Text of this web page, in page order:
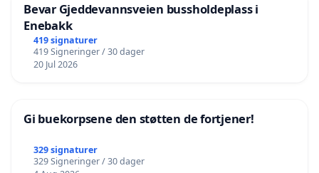
Bevar Gjeddevannsveien bussholdeplass i
Enebakk
419 signaturer
419 Signeringer / 30 dager
20 Jul 2026
Gi buekorpsene den støtten de fortjener!
329 signaturer
329 Signeringer / 30 dager